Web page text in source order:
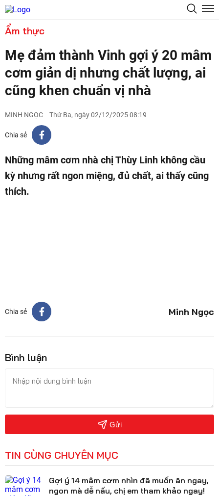
Ẩm thực
Mẹ đảm thành Vinh gợi ý 20 mâm
cơm giản dị nhưng chất lượng, ai
cũng khen chuẩn vị nhà
MINH NGỌC Thứ Ba, ngày 02/12/2025 08:19
Chia sẻ
Những mâm cơm nhà chị Thùy Linh không cầu
kỳ nhưng rất ngon miệng, đủ chất, ai thấy cũng
thích.
Chia sẻ Minh Ngọc
Bình luận
Gửi
TIN CÙNG CHUYÊN MỤC
Gợi ý 14 mâm cơm nhìn đã muốn ăn ngay,
ngon mà dễ nấu, chị em tham khảo ngay!